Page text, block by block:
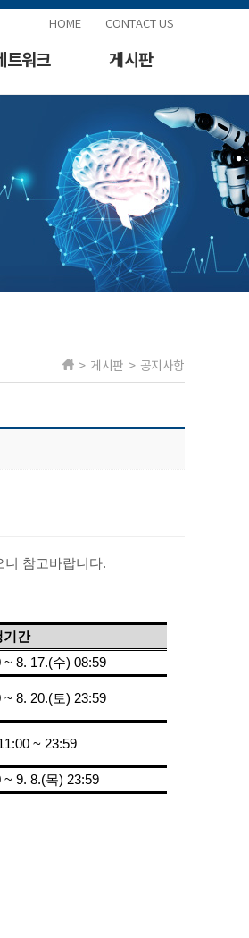
HOME CONTACT US
트워크 게시판
> 게시판 > 공지사항
니 참고바랍니다.
기간
~ 8. 17.(수) 08:59
~ 8. 20.(토) 23:59
~ 23:59
~ 9. 8.(목) 23:59